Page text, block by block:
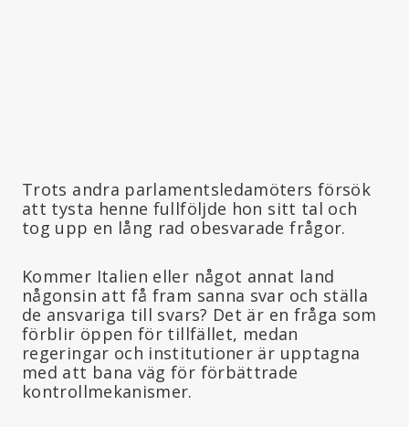
Trots andra parlamentsledamöters försök
att tysta henne fullföljde hon sitt tal och
tog upp en lång rad obesvarade frågor.
Kommer Italien eller något annat land
någonsin att få fram sanna svar och ställa
de ansvariga till svars? Det är en fråga som
förblir öppen för tillfället, medan
regeringar och institutioner är upptagna
med att bana väg för förbättrade
kontrollmekanismer.